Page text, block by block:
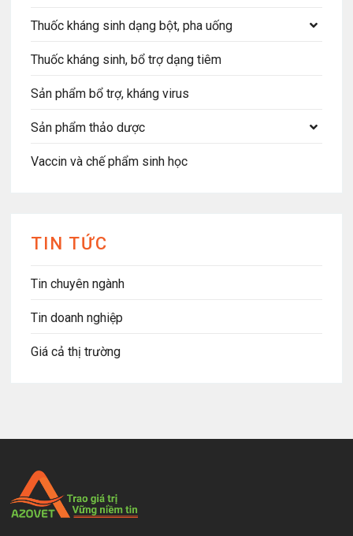
Thuốc kháng sinh dạng bột, pha uống
Thuốc kháng sinh, bổ trợ dạng tiêm
Sản phẩm bổ trợ, kháng virus
Sản phẩm thảo dược
Vaccin và chế phẩm sinh học
TIN TỨC
Tin chuyên ngành
Tin doanh nghiệp
Giá cả thị trường